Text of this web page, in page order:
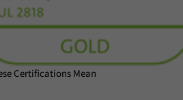
Certifications Mean